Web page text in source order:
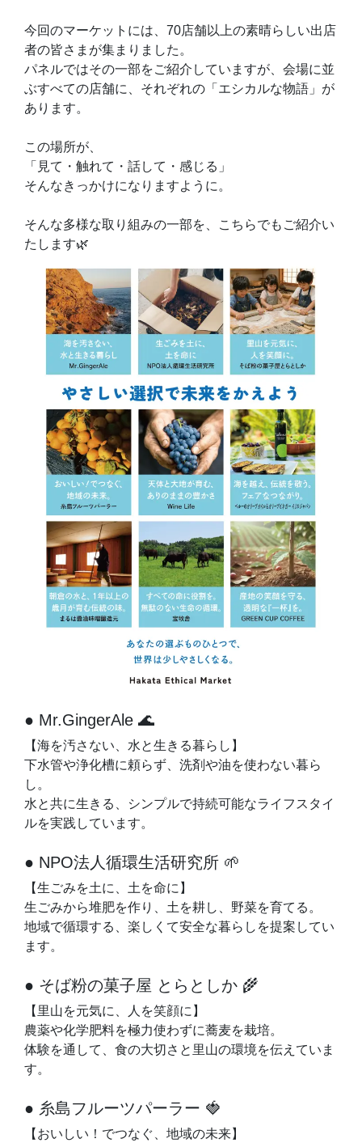
今回のマーケットには、70店舗以上の素晴らしい出店
者の皆さまが集まりました。
パネルではその一部をご紹介していますが、会場に並
ぶすべての店舗に、それぞれの「エシカルな物語」が
あります。
この場所が、
「見て・触れて・話して・感じる」
そんなきっかけになりますように。
そんな多様な取り組みの一部を、こちらでもご紹介い
たします🌿
● Mr.GingerAle 🌊
【海を汚さない、水と生きる暮らし】
下水管や浄化槽に頼らず、洗剤や油を使わない暮ら
し。
水と共に生きる、シンプルで持続可能なライフスタイ
ルを実践しています。
● NPO法人循環生活研究所 🌱
【生ごみを土に、土を命に】
生ごみから堆肥を作り、土を耕し、野菜を育てる。
地域で循環する、楽しくて安全な暮らしを提案してい
ます。
● そば粉の菓子屋 とらとしか 🌾
【里山を元気に、人を笑顔に】
農薬や化学肥料を極力使わずに蕎麦を栽培。
体験を通して、食の大切さと里山の環境を伝えていま
す。
● 糸島フルーツパーラー 🍓
【おいしい！でつなぐ、地域の未来】